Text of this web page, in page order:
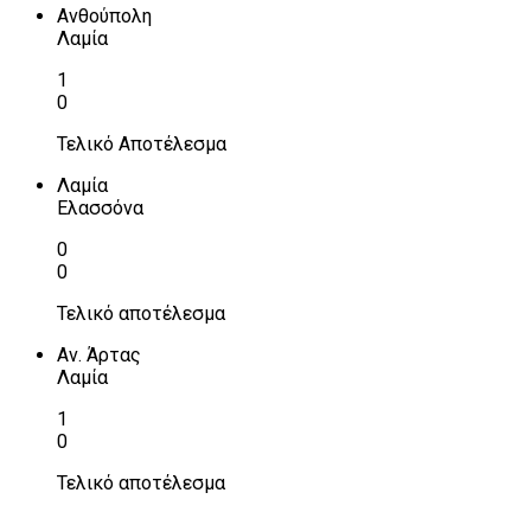
Ανθούπολη
Λαμία
1
0
Τελικό Αποτέλεσμα
Λαμία
Ελασσόνα
0
0
Τελικό αποτέλεσμα
Αν. Άρτας
Λαμία
1
0
Τελικό αποτέλεσμα